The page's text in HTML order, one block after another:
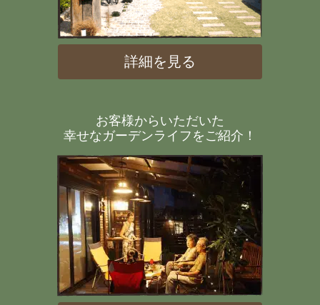
詳細を見る
お客様からいただいた
幸せなガーデンライフをご紹介！